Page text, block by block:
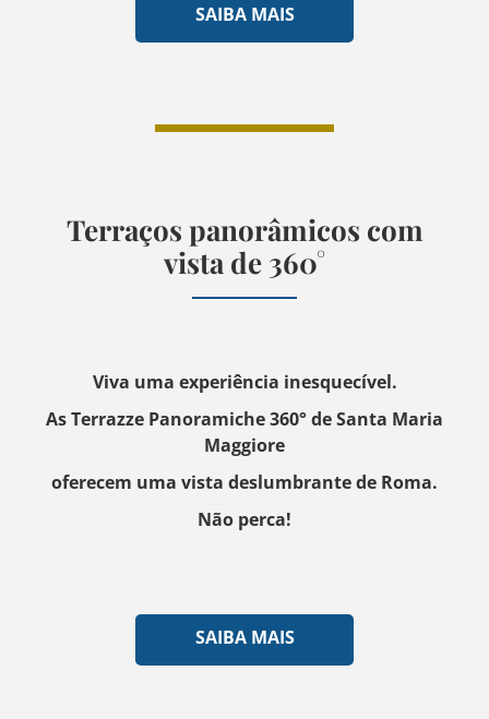
SAIBA MAIS
Terraços panorâmicos com
vista de 360°
Viva uma experiência inesquecível.
As Terrazze Panoramiche 360° de Santa Maria
Maggiore
oferecem uma vista deslumbrante de Roma.
Não perca!
SAIBA MAIS